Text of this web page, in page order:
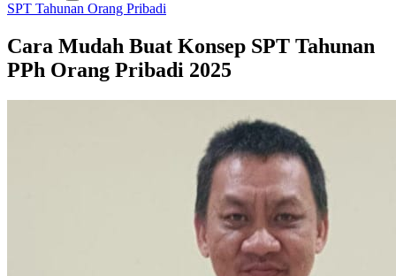
SPT Tahunan Orang Pribadi
Cara Mudah Buat Konsep SPT Tahunan
PPh Orang Pribadi 2025